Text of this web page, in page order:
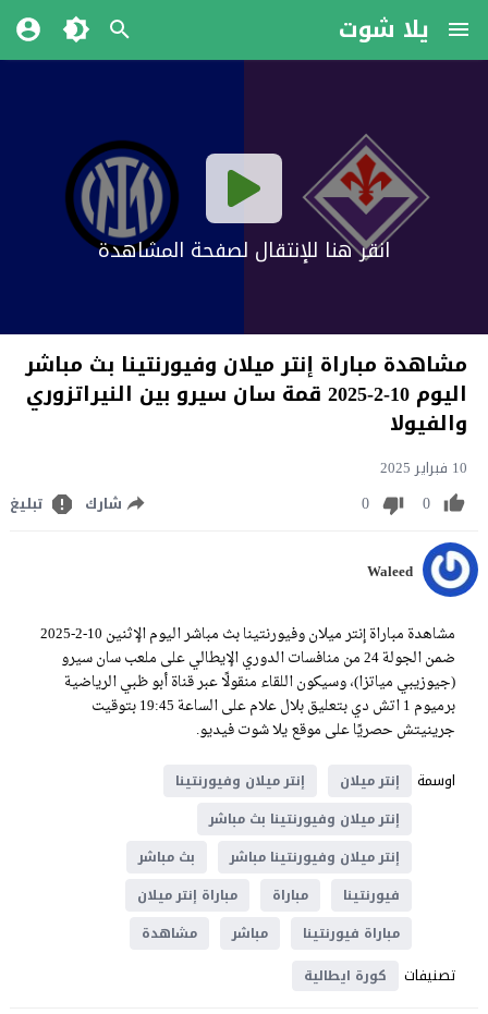
يلا شوت
انقر هنا للإنتقال لصفحة المشاهدة
مشاهدة مباراة إنتر ميلان وفيورنتينا بث مباشر
اليوم 10-2-2025 قمة سان سيرو بين النيراتزوري
والفيولا
10 فبراير 2025
0
0 شارك تبليغ
Waleed
مشاهدة مباراة إنتر ميلان وفيورنتينا بث مباشر اليوم الإثنين 10-2-2025
ضمن الجولة 24 من منافسات الدوري الإيطالي على ملعب سان سيرو
(جيوزيبي مياتزا)، وسيكون اللقاء منقولًا عبر قناة أبو ظبي الرياضية
برميوم 1 اتش دي بتعليق بلال علام على الساعة 19:45 بتوقيت
جرينيتش حصريًا على موقع يلا شوت فيديو.
اوسمة
إنتر ميلان
إنتر ميلان وفيورنتينا
إنتر ميلان وفيورنتينا بث مباشر
إنتر ميلان وفيورنتينا مباشر
بث مباشر
فيورنتينا
مباراة
مباراة إنتر ميلان
مباراة فيورنتينا
مباشر مشاهدة
تصنيفات كورة ايطالية